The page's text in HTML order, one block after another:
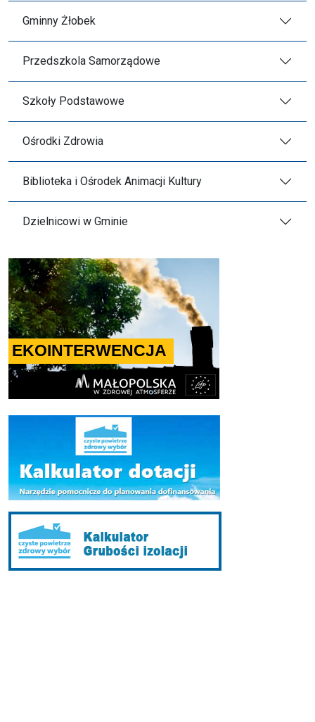
Gminny Żłobek
Przedszkola Samorządowe
Szkoły Podstawowe
Ośrodki Zdrowia
Biblioteka i Ośrodek Animacji Kultury
Dzielnicowi w Gminie